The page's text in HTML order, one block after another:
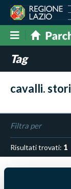
Tag
cavalli.
Filtra per
Risultati trovati: 1